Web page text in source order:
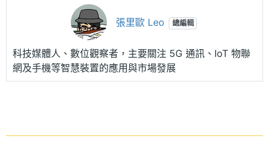
張里歐 Leo 總編輯
科技媒體人、數位觀察者，主要關注 5G 通訊、IoT 物聯
網及手機等智慧裝置的應用與市場發展